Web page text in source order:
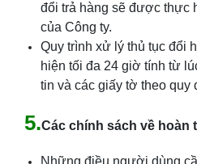
đổi trả hàng sẽ được thực
của Công ty.
Quy trình xử lý thủ tục đổi
hiện tối đa 24 giờ tính từ
tin và các giấy tờ theo quy
5.Các chính sách về hoàn
Những điều người dùng